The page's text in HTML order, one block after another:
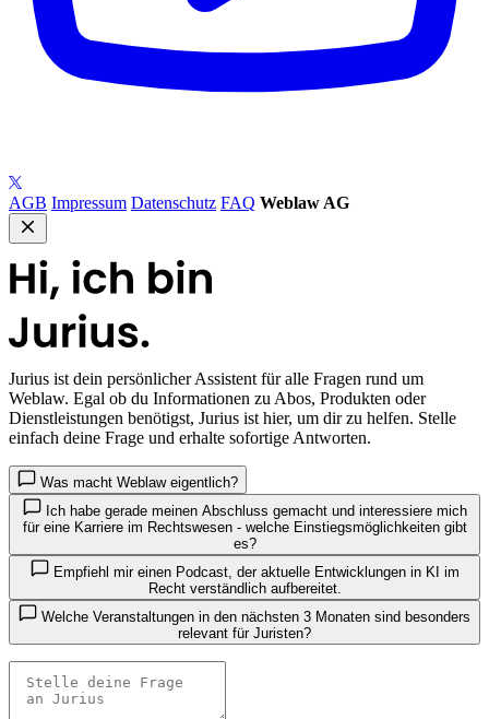
AGB Impressum Datenschutz FAQ Weblaw AG
Jurius ist dein persönlicher Assistent für alle Fragen rund um
Weblaw. Egal ob du Informationen zu Abos, Produkten oder
Dienstleistungen benötigst, Jurius ist hier, um dir zu helfen. Stelle
einfach deine Frage und erhalte sofortige Antworten.
Was macht Weblaw eigentlich?
Ich habe gerade meinen Abschluss gemacht und interessiere mich
für eine Karriere im Rechtswesen - welche Einstiegsmöglichkeiten gibt
es?
Empfiehl mir einen Podcast, der aktuelle Entwicklungen in KI im
Recht verständlich aufbereitet.
relevant für Juristen?